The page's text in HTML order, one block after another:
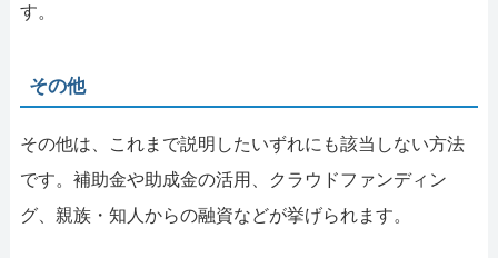
す。
その他
その他は、これまで説明したいずれにも該当しない方法
です。補助金や助成金の活用、クラウドファンディン
グ、親族・知人からの融資などが挙げられます。